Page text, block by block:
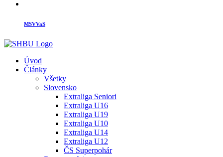
MSVVaS
Úvod
Články
Všetky
Slovensko
Extraliga Seniori
Extraliga U16
Extraliga U19
Extraliga U10
Extraliga U14
Extraliga U12
ČS Superpohár